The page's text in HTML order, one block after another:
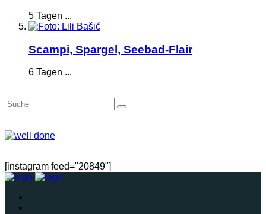
5 Tagen ...
Scampi, Spargel, Seebad-Flair
6 Tagen ...
[instagram feed="20849"]